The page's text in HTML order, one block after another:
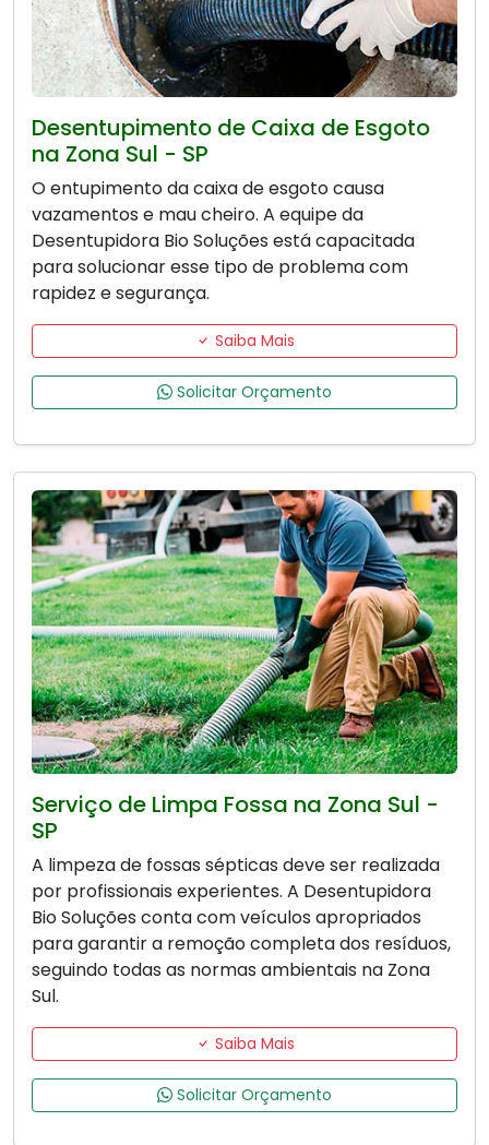
Desentupimento de Caixa de Esgoto
na Zona Sul - SP
O entupimento da caixa de esgoto causa
vazamentos e mau cheiro. A equipe da
Desentupidora Bio Soluções está capacitada
para solucionar esse tipo de problema com
rapidez e segurança.
Saiba Mais
Solicitar Orçamento
Serviço de Limpa Fossa na Zona Sul -
SP
A limpeza de fossas sépticas deve ser realizada
por profissionais experientes. A Desentupidora
Bio Soluções conta com veículos apropriados
para garantir a remoção completa dos resíduos,
seguindo todas as normas ambientais na Zona
Sul.
Saiba Mais
Solicitar Orçamento